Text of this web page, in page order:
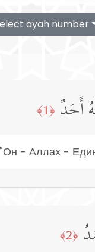
ayah number
أَحَدٌ ﴿1﴾
- Аллах -
﴿2﴾